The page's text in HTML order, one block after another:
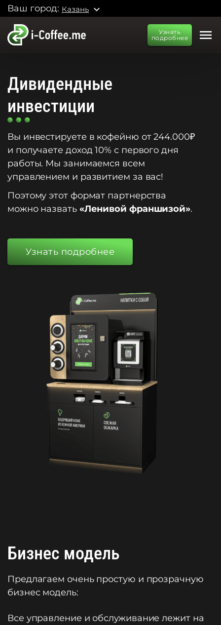
Ваш город: Казань expand_more
Узнать
подробнее
menu
Дивидендные
инвестиции
Вы инвестируете в кофейню от 244.000₽
и получаете доход 10% с первого дня
работы. Мы занимаемся всем
управлением и развитием за вас!
Поэтому этот формат партнерства
можно назвать «Ленивой франшизой».
Узнать подробнее
Бизнес модель
Предлагаем очень простую и прозрачную
бизнес модель:
Все управление и обслуживание лежит на